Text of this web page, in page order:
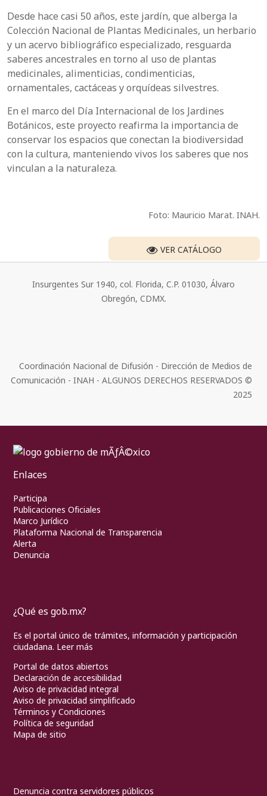
Desde hace casi 50 años, este jardín, que alberga la
Colección Nacional de Plantas Medicinales, un herbario
y un acervo bibliográfico especializado, resguarda
saberes ancestrales en torno al uso de plantas
medicinales, alimenticias, condimenticias,
ornamentales, cactáceas y orquídeas silvestres.
En el marco del Día Internacional de los Jardines
Botánicos, este proyecto reafirma la importancia de
conservar los espacios que conectan la biodiversidad
con la cultura, manteniendo vivos los saberes que nos
vinculan a la naturaleza.
Foto: Mauricio Marat. INAH.
VER CATÁLOGO
Insurgentes Sur 1940, col. Florida, C.P. 01030, Álvaro
Obregón, CDMX.
Coordinación Nacional de Difusión - Dirección de Medios de
Comunicación - INAH - ALGUNOS DERECHOS RESERVADOS ©
2025
Enlaces
Participa
Publicaciones Oficiales
Marco Jurídico
Plataforma Nacional de Transparencia
Alerta
Denuncia
¿Qué es gob.mx?
Es el portal único de trámites, información y participación
ciudadana. Leer más
Portal de datos abiertos
Declaración de accesibilidad
Aviso de privacidad integral
Aviso de privacidad simplificado
Términos y Condiciones
Política de seguridad
Mapa de sitio
Denuncia contra servidores públicos